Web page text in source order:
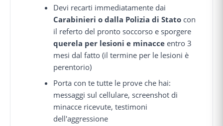
Devi recarti immediatamente dai
Carabinieri o dalla Polizia di Stato con
il referto del pronto soccorso e sporgere
querela per lesioni e minacce entro 3
mesi dal fatto (il termine per le lesioni è
perentorio)
Porta con te tutte le prove che hai:
messaggi sul cellulare, screenshot di
minacce ricevute, testimoni
dell'aggressione